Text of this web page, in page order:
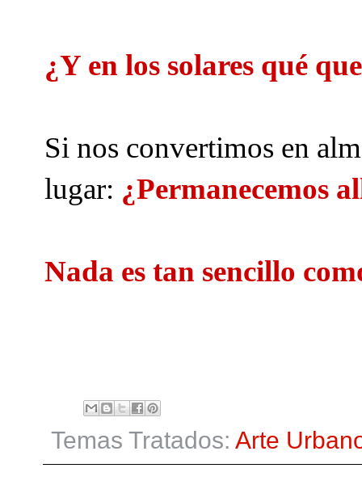
¿Y en los solares qué
Si nos convertimos en
lugar: ¿Permanecemos
Nada es tan sencillo
Temas Tratados: Arte